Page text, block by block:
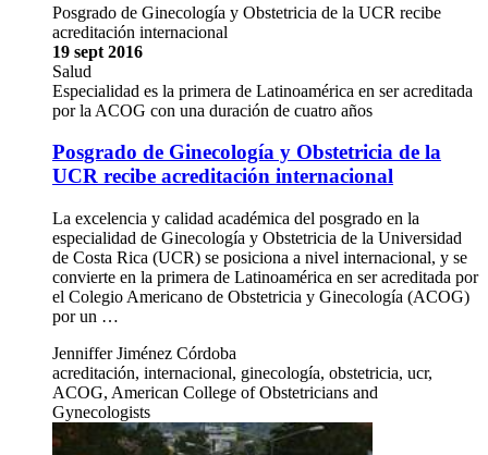
Posgrado de Ginecología y Obstetricia de la UCR recibe
acreditación internacional
19 sept 2016
Salud
Especialidad es la primera de Latinoamérica en ser acreditada
por la ACOG con una duración de cuatro años
Posgrado de Ginecología y Obstetricia de la
UCR recibe acreditación internacional
La excelencia y calidad académica del posgrado en la
especialidad de Ginecología y Obstetricia de la Universidad
de Costa Rica (UCR) se posiciona a nivel internacional, y se
convierte en la primera de Latinoamérica en ser acreditada por
el Colegio Americano de Obstetricia y Ginecología (ACOG)
por un …
Jenniffer Jiménez Córdoba
acreditación, internacional, ginecología, obstetricia, ucr,
ACOG, American College of Obstetricians and
Gynecologists